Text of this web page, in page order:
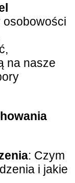
osobowości
na nasze
: Czym
i jakie